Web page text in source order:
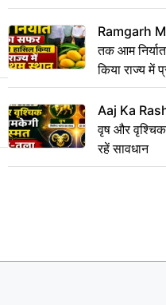
Ramgarh
तक आम
किया राज्य में
Aaj Ka
वृष और
रहें सावधान